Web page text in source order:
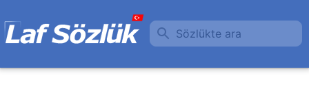
Sözlükte ara